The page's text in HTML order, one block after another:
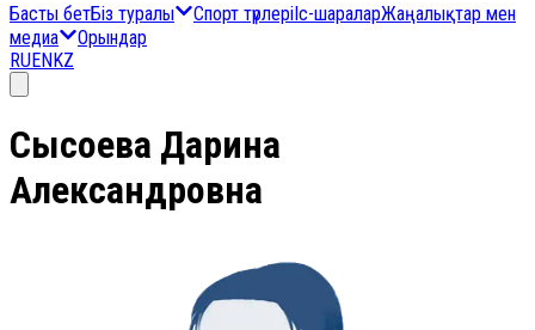
Басты бетБіз туралы Спорт түрлеріІс-шараларЖаңалықтар мен
медиа
Орындар
RUENKZ
Сысоева Дарина
Александровна